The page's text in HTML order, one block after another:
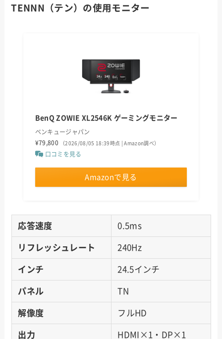
TENNN（テン）の使用モニター
BenQ ZOWIE XL2546K ゲーミングモニター
ベンキュージャパン
¥79,800
（2026/08/05 18:39時点 | Amazon調べ）
口コミを見る
Amazonで見る
応答速度 0.5ms
リフレッシュレート 240Hz
インチ 24.5インチ
パネル TN
解像度 フルHD
出力 HDMI×1・DP×1